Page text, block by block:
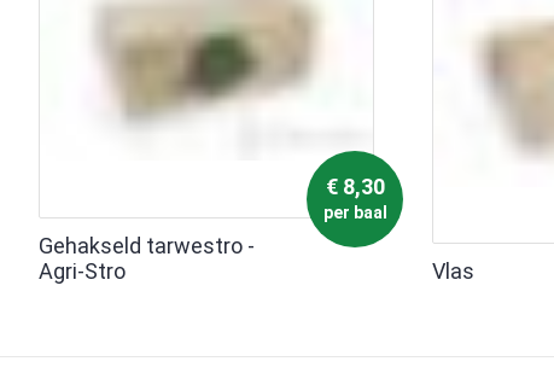
€ 8,30
per baal
Gehakseld tarwestro -
Agri-Stro
Vlas